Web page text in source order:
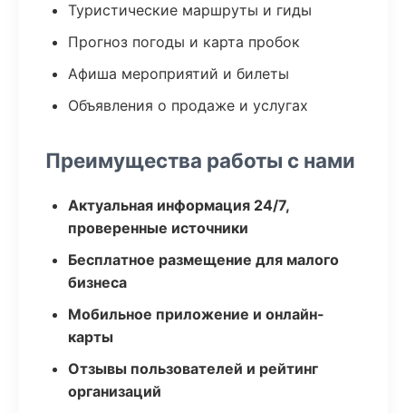
Туристические маршруты и гиды
Прогноз погоды и карта пробок
Афиша мероприятий и билеты
Объявления о продаже и услугах
Преимущества работы с нами
Актуальная информация 24/7,
проверенные источники
Бесплатное размещение для малого
бизнеса
Мобильное приложение и онлайн-
карты
Отзывы пользователей и рейтинг
организаций